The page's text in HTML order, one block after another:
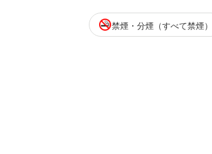
禁煙・分煙（すべて禁煙）